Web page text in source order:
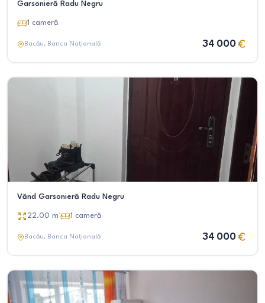
Garsonieră Radu Negru
1 cameră
Bacău, Banca Națională 34 000
Vănd Garsonieră Radu Negru
22.00 m² 1 cameră
Bacău, Banca Națională 34 000